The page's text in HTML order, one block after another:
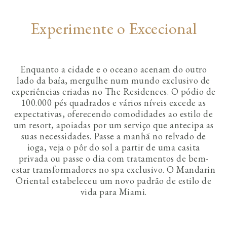
Experimente o Excecional
Enquanto a cidade e o oceano acenam do outro
lado da baía, mergulhe num mundo exclusivo de
experiências criadas no The Residences. O pódio de
100.000 pés quadrados e vários níveis excede as
expectativas, oferecendo comodidades ao estilo de
um resort, apoiadas por um serviço que antecipa as
suas necessidades. Passe a manhã no relvado de
ioga, veja o pôr do sol a partir de uma casita
privada ou passe o dia com tratamentos de bem-
estar transformadores no spa exclusivo. O Mandarin
Oriental estabeleceu um novo padrão de estilo de
vida para Miami.